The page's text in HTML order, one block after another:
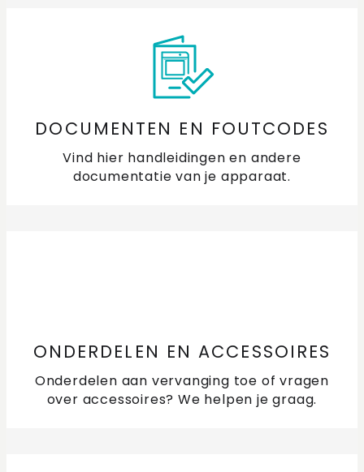
DOCUMENTEN EN FOUTCODES
Vind hier handleidingen en andere
documentatie van je apparaat.
ONDERDELEN EN ACCESSOIRES
Onderdelen aan vervanging toe of vragen
over accessoires? We helpen je graag.